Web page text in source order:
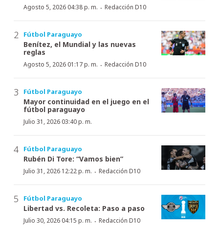
Agosto 5, 2026 04:38 p. m. · Redacción D10
Fútbol Paraguayo
Benítez, el Mundial y las nuevas
reglas
Agosto 5, 2026 01:17 p. m. · Redacción D10
Fútbol Paraguayo
Mayor continuidad en el juego en el
fútbol paraguayo
Julio 31, 2026 03:40 p. m.
Fútbol Paraguayo
Rubén Di Tore: “Vamos bien”
Julio 31, 2026 12:22 p. m. · Redacción D10
Fútbol Paraguayo
Libertad vs. Recoleta: Paso a paso
Julio 30, 2026 04:15 p. m. · Redacción D10